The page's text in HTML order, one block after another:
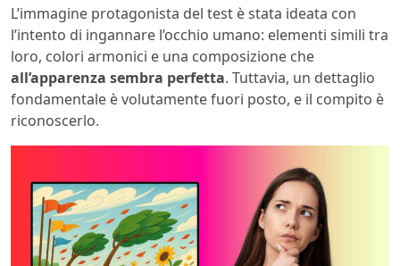
L’immagine protagonista del test è stata ideata con
l’intento di ingannare l’occhio umano: elementi simili tra
loro, colori armonici e una composizione che
all’apparenza sembra perfetta. Tuttavia, un dettaglio
fondamentale è volutamente fuori posto, e il compito è
riconoscerlo.